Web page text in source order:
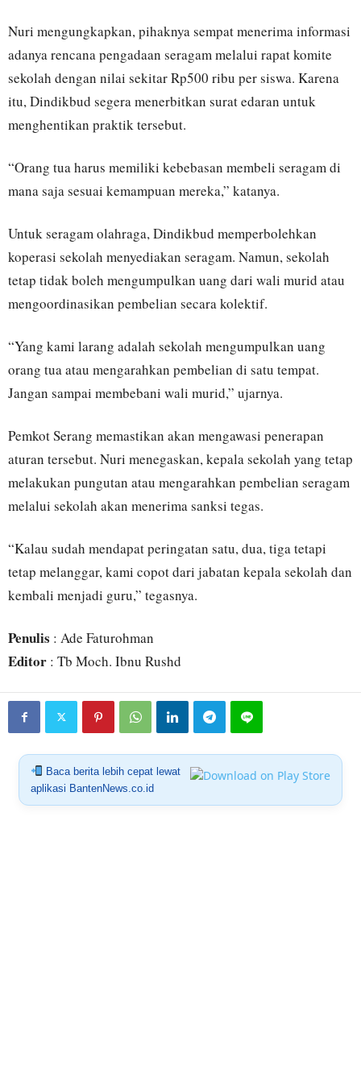
Nuri mengungkapkan, pihaknya sempat menerima informasi
adanya rencana pengadaan seragam melalui rapat komite
sekolah dengan nilai sekitar Rp500 ribu per siswa. Karena
itu, Dindikbud segera menerbitkan surat edaran untuk
menghentikan praktik tersebut.
“Orang tua harus memiliki kebebasan membeli seragam di
mana saja sesuai kemampuan mereka,” katanya.
Untuk seragam olahraga, Dindikbud memperbolehkan
koperasi sekolah menyediakan seragam. Namun, sekolah
tetap tidak boleh mengumpulkan uang dari wali murid atau
mengoordinasikan pembelian secara kolektif.
“Yang kami larang adalah sekolah mengumpulkan uang
orang tua atau mengarahkan pembelian di satu tempat.
Jangan sampai membebani wali murid,” ujarnya.
Pemkot Serang memastikan akan mengawasi penerapan
aturan tersebut. Nuri menegaskan, kepala sekolah yang tetap
melakukan pungutan atau mengarahkan pembelian seragam
melalui sekolah akan menerima sanksi tegas.
“Kalau sudah mendapat peringatan satu, dua, tiga tetapi
tetap melanggar, kami copot dari jabatan kepala sekolah dan
kembali menjadi guru,” tegasnya.
Penulis : Ade Faturohman
Editor : Tb Moch. Ibnu Rushd
Baca berita lebih cepat lewat
aplikasi BantenNews.co.id